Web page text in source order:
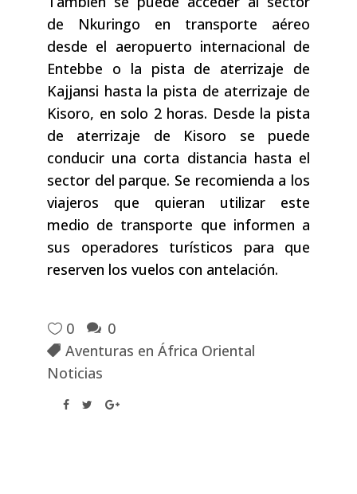
de Nkuringo en transporte aéreo
desde el aeropuerto internacional de
Entebbe o la pista de aterrizaje de
Kajjansi hasta la pista de aterrizaje de
Kisoro, en solo 2 horas. Desde la pista
de aterrizaje de Kisoro se puede
conducir una corta distancia hasta el
sector del parque. Se recomienda a los
viajeros que quieran utilizar este
medio de transporte que informen a
sus operadores turísticos para que
reserven los vuelos con antelación.
0
0
Aventuras en África Oriental
Noticias